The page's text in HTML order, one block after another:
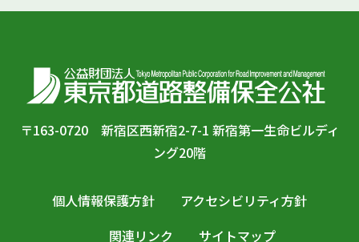
〒163-0720 新宿区西新宿2-7-1 新宿第一生命ビルディ
ング20階
個人情報保護方針
アクセシビリティ方針
関連リンク
サイトマップ